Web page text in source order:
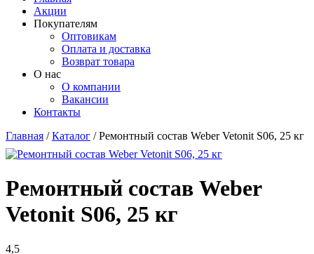
Акции
Покупателям
Оптовикам
Оплата и доставка
Возврат товара
О нас
О компании
Вакансии
Контакты
Вы здесь
Главная / Каталог / Ремонтный состав Weber Vetonit S06, 25 кг
Ремонтный состав Weber
Vetonit S06, 25 кг
4,5